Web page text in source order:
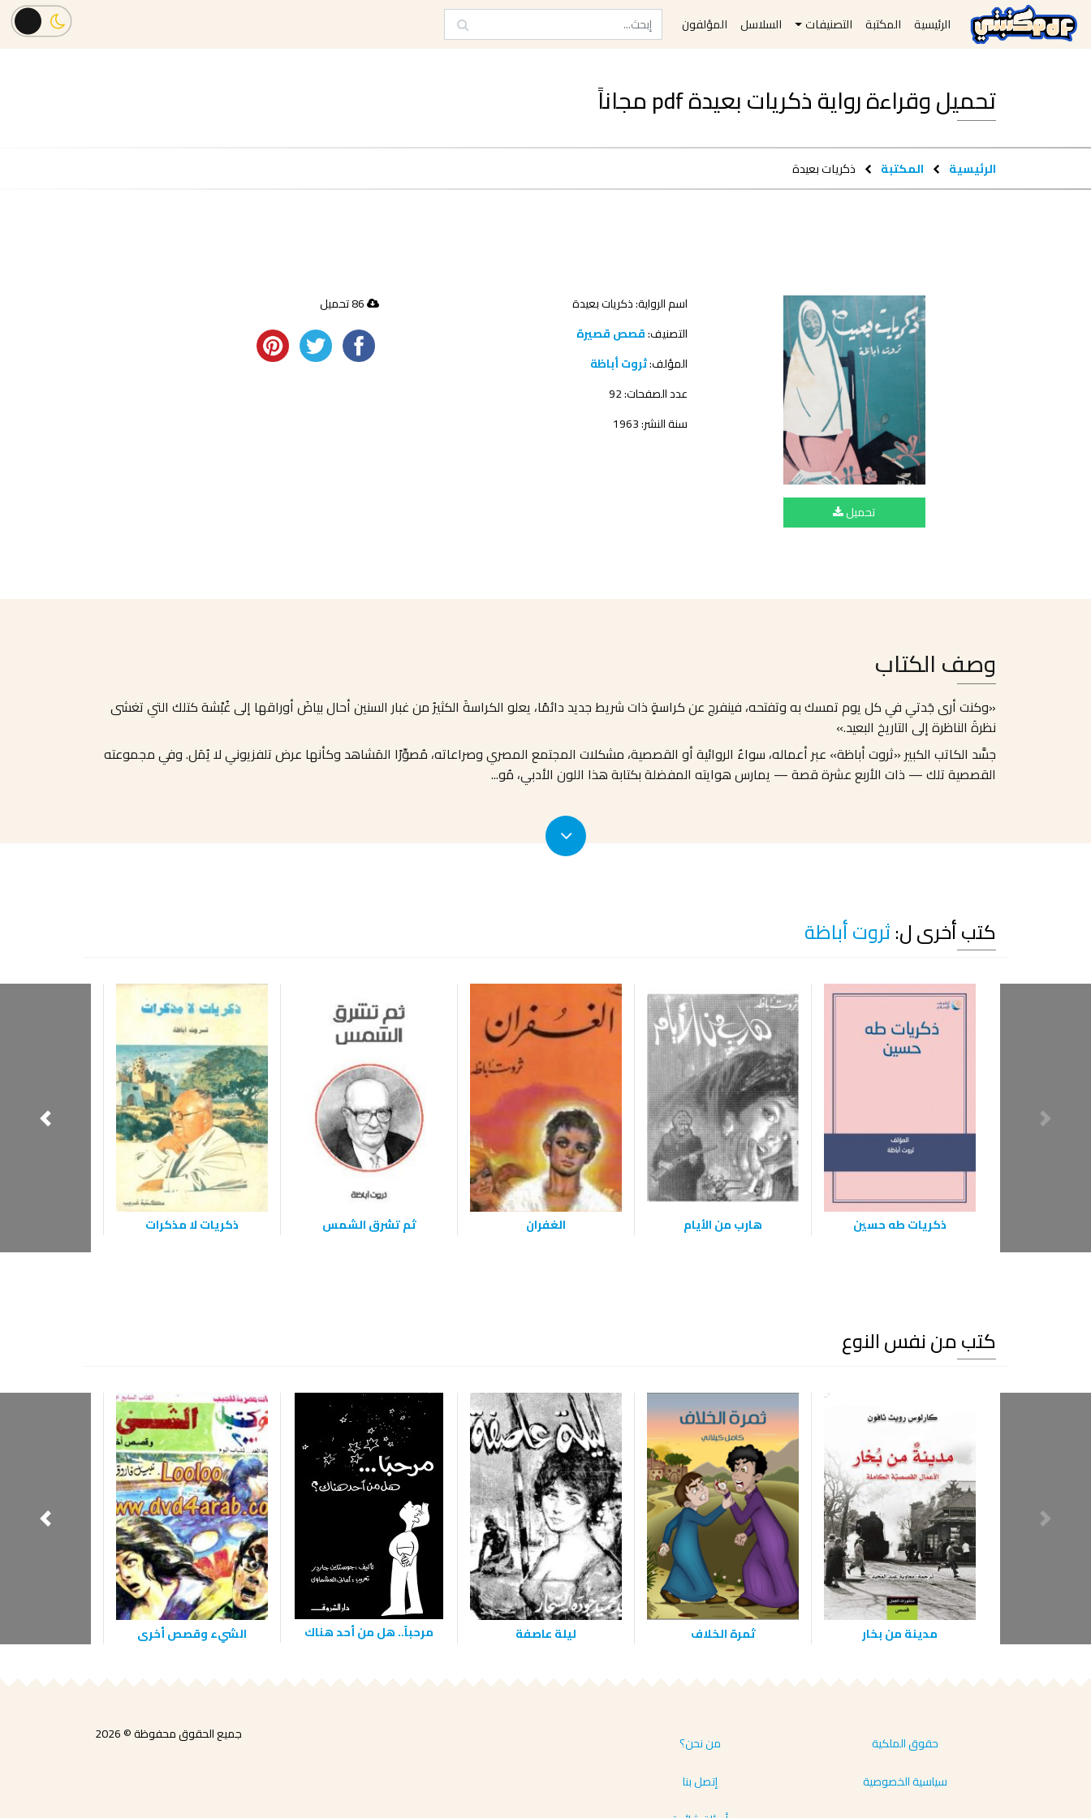
الرئيسية المكتبة التصنيفات السلاسل المؤلفون
تحميل وقراءة رواية ذكريات بعيدة pdf مجاناً
الرئيسية المكتبة ذكريات بعيدة
تحميل
اسم الرواية: ذكريات بعيدة
التصنيف:قصص قصيرة
المؤلف:ثروت أباظة
عدد الصفحات: 92
سنة النشر: 1963
وصف الكتاب
«وكنت أرى جَدتي في كل يوم تمسك به وتفتحه، فينفرج عن كراسةٍ ذات شريط جديد دائمًا، يعلو الكراسةَ الكثيرُ من غبار السنين أحال بياضَ أوراقها إلى غُبْشة كتلك التي تغشى
نظرةَ الناظرة إلى التاريخ البعيد.»
جسَّد الكاتب الكبير «ثروت أباظة» عبر أعماله، سواءٌ الروائية أو القصصية، مشكلات المجتمع المصري وصراعاته، مُصوِّرًا المَشاهد وكأنها عرض تلفزيوني لا يُمَل. وفي مجموعته
القصصية تلك — ذات الأربع عشرة قصة — يمارس هوايته المفضلة بكتابة هذا اللون الأدبي، مُو...
كتب أخرى ل:ثروت أباظة
ذكريات طه حسين هارب من الأيام الغفران ثم تشرق الشمس ذكريات لا مذكرات
كتب من نفس النوع
مدينة من بخار ‫ثمرة الخلاف‬ ليلة عاصفة مرحباً.. هل من أحد هناك الشيء وقصص أخرى
حقوق الملكية
سياسية الخصوصية
من نحن؟
إتصل بنا
جميع الحقوق محفوظة © 2026